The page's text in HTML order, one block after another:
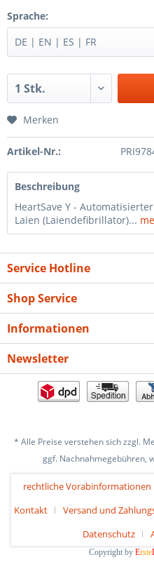
Sprache:
Merken
Artikel-Nr.:
Beschreibung
HeartSave Y -
Laien (Laiendefibrillator)...
Service Hotline
Shop Service
Informationen
Newsletter
* Alle Preise verstehen sich zzgl.
ggf. Nachnahmegebühren,
rechtliche Vorabinformationen
Kontakt
Versand und
Datenschutz
Copyright by Erste